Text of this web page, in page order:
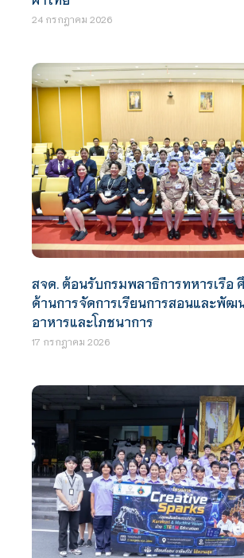
24 กรกฎาคม 2026
สจด. ต้อนรับกรมพลาธิการทหารเรือ
ด้านการจัดการเรียนการสอนและพัฒ
อาหารและโภชนาการ
17 กรกฎาคม 2026